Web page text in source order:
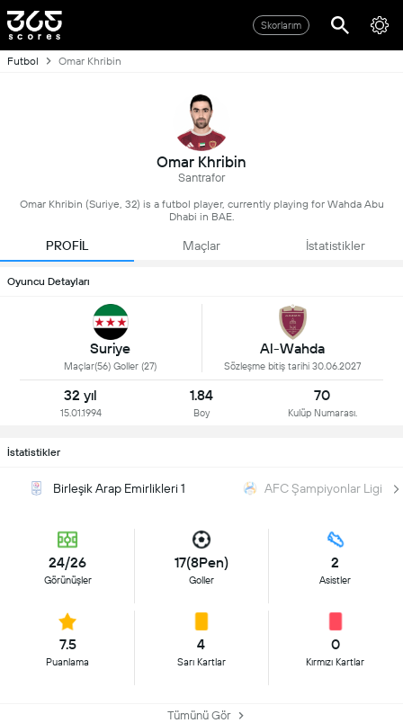
Skorlarım
Futbol Omar Khribin
Omar Khribin
Santrafor
Omar Khribin (Suriye, 32) is a futbol player, currently playing for Wahda Abu
Dhabi in BAE.
PROFİL Maçlar İstatistikler
Oyuncu Detayları
Suriye
Maçlar(56) Goller (27)
Al-Wahda
Sözleşme bitiş tarihi 30.06.2027
32 yıl
15.01.1994
1.84
Boy
70
Kulüp Numarası.
İstatistikler
Birleşik Arap Emirlikleri 1 AFC Şampiyonlar Ligi
24/26
Görünüşler
17(8Pen)
Goller
2
Asistler
7.5
Puanlama
4
Sarı Kartlar
0
Kırmızı Kartlar
Tümünü Gör